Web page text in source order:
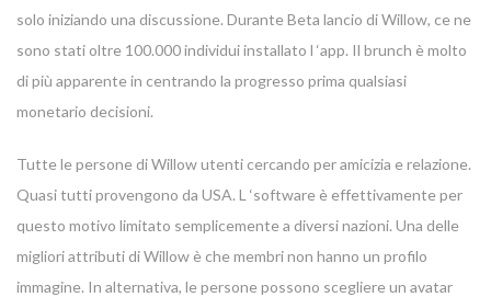
solo iniziando una discussione. Durante Beta lancio di Willow, ce ne
sono stati oltre 100.000 individui installato l ‘app. Il brunch è molto
di più apparente in centrando la progresso prima qualsiasi
monetario decisioni.
Tutte le persone di Willow utenti cercando per amicizia e relazione.
Quasi tutti provengono da USA. L ‘software è effettivamente per
questo motivo limitato semplicemente a diversi nazioni. Una delle
migliori attributi di Willow è che membri non hanno un profilo
immagine. In alternativa, le persone possono scegliere un avatar